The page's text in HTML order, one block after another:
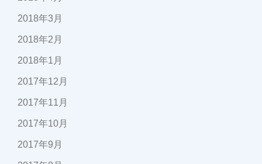
2018年3月
2018年2月
2018年1月
2017年12月
2017年11月
2017年10月
2017年9月